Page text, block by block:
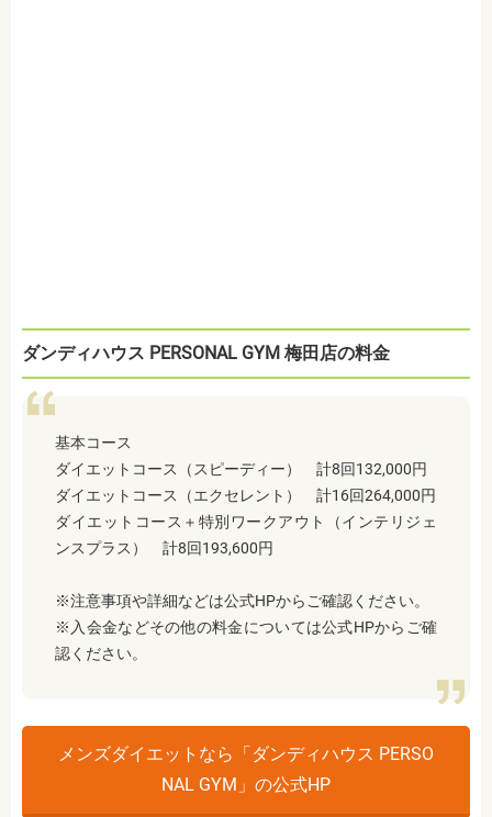
ダンディハウス PERSONAL GYM 梅田店の料金
基本コース
ダイエットコース（スピーディー） 計8回132,000円
ダイエットコース（エクセレント） 計16回264,000円
ダイエットコース＋特別ワークアウト（インテリジェ
ンスプラス） 計8回193,600円
※注意事項や詳細などは公式HPからご確認ください。
※入会金などその他の料金については公式HPからご確
認ください。
メンズダイエットなら「ダンディハウス PERSO
NAL GYM」の公式HP